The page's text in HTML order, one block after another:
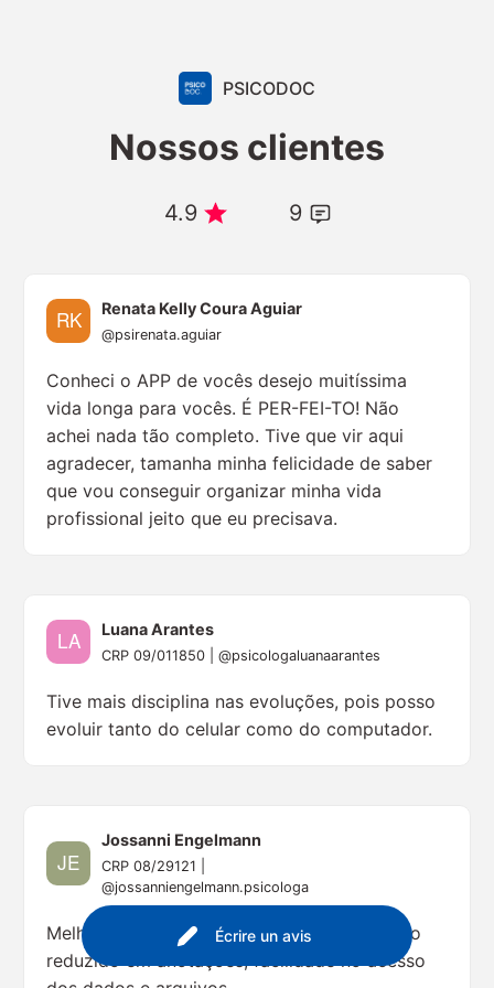
PSICODOC
Nossos clientes
4.9 9
Écrire un avis
Renata Kelly Coura Aguiar
@psirenata.aguiar
Conheci o APP de vocês desejo muitíssima
vida longa para vocês. É PER-FEI-TO! Não
achei nada tão completo. Tive que vir aqui
agradecer, tamanha minha felicidade de saber
que vou conseguir organizar minha vida
profissional jeito que eu precisava.
Luana Arantes
CRP 09/011850 | @psicologaluanaarantes
Tive mais disciplina nas evoluções, pois posso
evoluir tanto do celular como do computador.
Jossanni Engelmann
CRP 08/29121 |
@jossanniengelmann.psicologa
Melhorou muito a minha organização, tempo
reduzido em anotações, facilidade no acesso